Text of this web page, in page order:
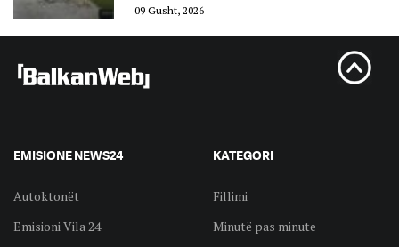
09 Gusht, 2026
EMISIONE NEWS24
Autoktonët
Emisioni Vila 24
KATEGORI
Fillimi
Minutë pas minute